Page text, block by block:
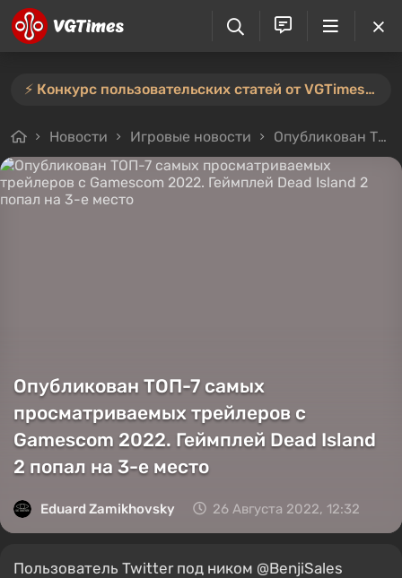
⚡️ Конкурс пользовательских статей от VGTimes продлён — участвуйте тут ⚡️
Новости Игровые новости Опубликован ТОП-7 самых просматриваемых трейлеров с Gamescom 2022. Геймплей Dead Island 2 попал на 3-е место
Опубликован ТОП-7 самых
просматриваемых трейлеров с
Gamescom 2022. Геймплей Dead Island
2 попал на 3-е место
Eduard Zamikhovsky 26 Августа 2022, 12:32
Пользователь Twitter под ником @BenjiSales